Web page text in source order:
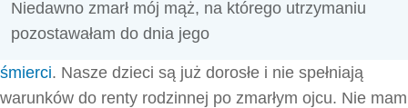
Niedawno zmarł mój mąż, na którego utrzymaniu
pozostawałam do dnia jego
śmierci. Nasze dzieci są już dorosłe i nie spełniają
warunków do renty rodzinnej po zmarłym ojcu. Nie mam